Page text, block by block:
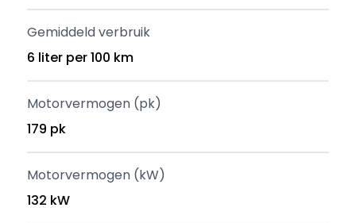
Gemiddeld verbruik
6 liter per 100 km
Motorvermogen (pk)
179 pk
Motorvermogen (kW)
132 kW